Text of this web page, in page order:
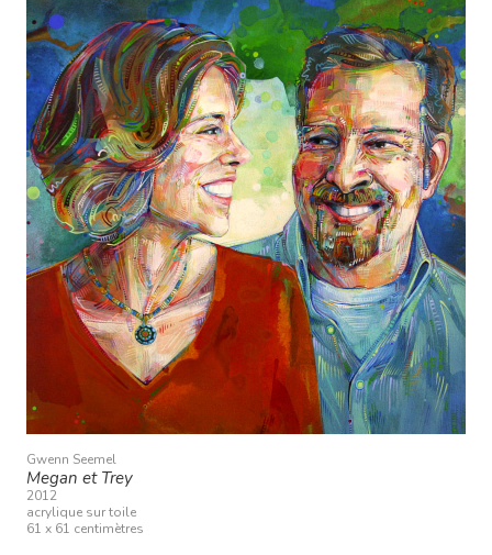
Gwenn Seemel
Megan et Trey
2012
acrylique sur toile
61 x 61 centimètres